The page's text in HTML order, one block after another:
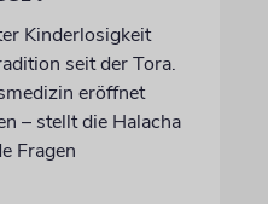
Kinderlosigkeit
seit der Tora.
eröffnet
– stellt die Halacha
Fragen